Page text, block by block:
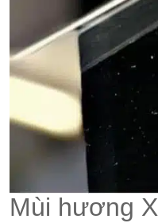
Mùi hương